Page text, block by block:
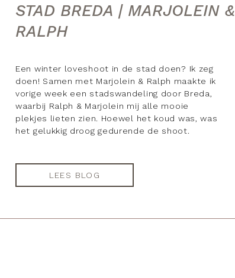
Een winter loveshoot in de stad doen? Ik zeg
doen! Samen met Marjolein & Ralph maakte ik
vorige week een stadswandeling door Breda,
waarbij Ralph & Marjolein mij alle mooie
plekjes lieten zien. Hoewel het koud was, was
het gelukkig droog gedurende de shoot.
LEES BLOG
STAD BREDA | MARJOLEIN &
RALPH